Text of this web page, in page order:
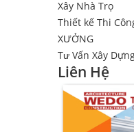
Xây Nhà Trọ
Thiết kế Thi
XƯỞNG
Tư Vấn Xây
Liên Hệ